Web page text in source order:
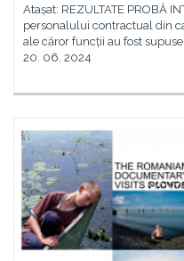
Atașat: REZULTATE PROBĂ
personalului contractual din
ale căror funcții au fost
20. 06. 2024